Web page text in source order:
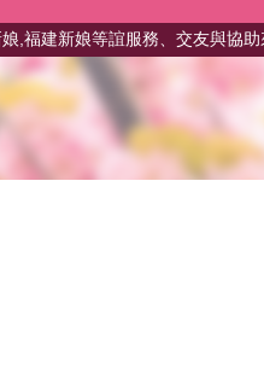
誼服務、交友與協助來台、